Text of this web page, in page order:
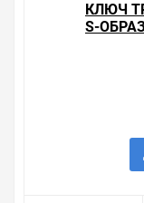
КЛЮЧ
S-